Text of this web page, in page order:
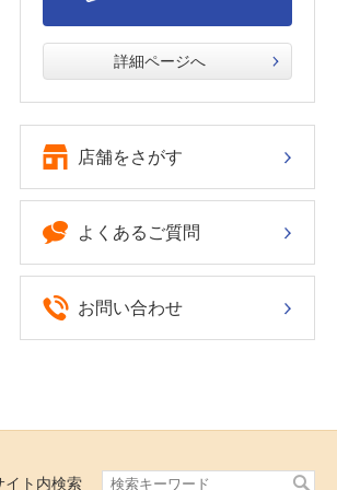
詳細ページへ
店舗をさがす
よくあるご質問
お問い合わせ
イト内検索